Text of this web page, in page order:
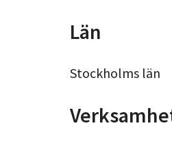
Län
Stockholms län